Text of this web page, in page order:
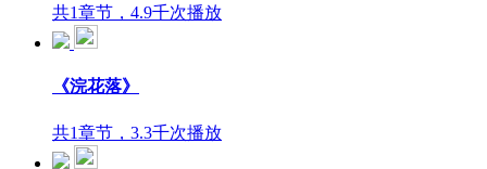
共1章节，4.9千次播放
《浣花落》
共1章节，3.3千次播放